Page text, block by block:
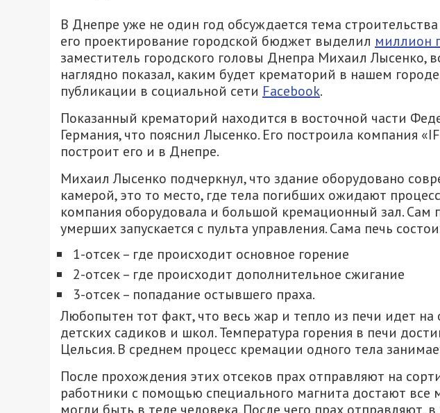
В Днепре уже не один год обсуждается тема
его проектирование городской бюджет выделил миллион
заместитель городского головы Днепра Михаил Лысенко,
наглядно показал, каким будет крематорий в нашем
публикации в социальной сети Facebook.
Показанный крематорий находится в восточной части
Германия, что пояснил Лысенко. Его построила компания
построит его и в Днепре.
Михаил Лысенко подчеркнул, что здание оборудовано
камерой, это то место, где тела погибших ожидают
компания оборудовала и большой кремационный зал. Сам
умерших запускается с пульта управления. Сама печь
1-отсек – где происходит основное горение
2-отсек – где происходит дополнительное сжигание
3-отсек – попадание остывшего праха.
Любопытен тот факт, что весь жар и тепло из печи идет
детских садиков и школ. Температура горения в печи
Цельсия. В среднем процесс кремации одного тела
После прохождения этих отсеков прах отправляют на
работники с помощью специального магнита достают все